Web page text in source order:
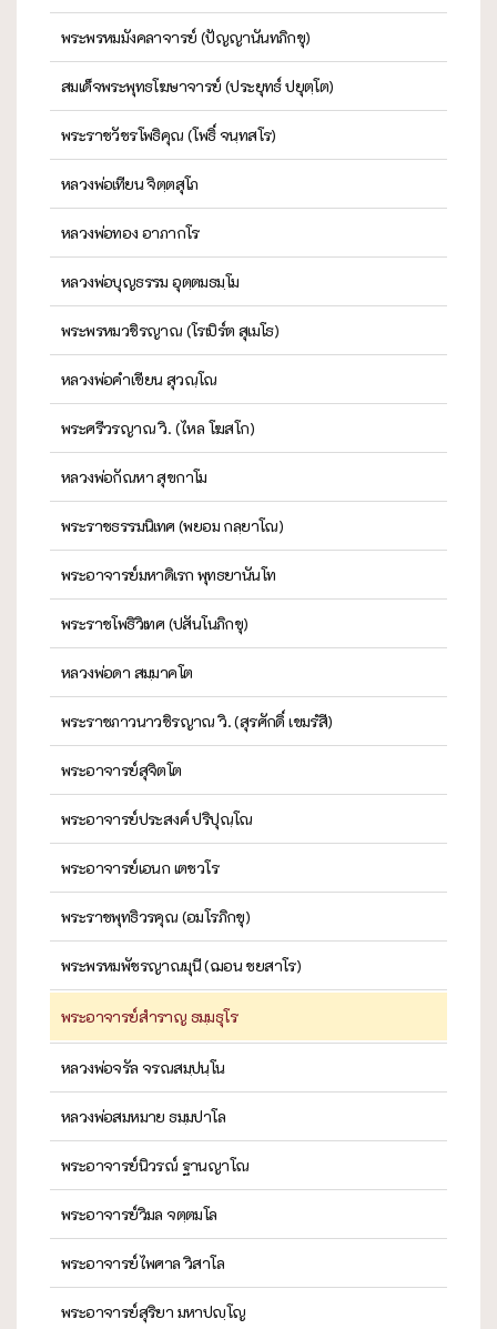
พระพรหมมังคลาจารย์ (ปัญญานันทภิกขุ)
สมเด็จพระพุทธโฆษาจารย์ (ประยุทธ์ ปยุตฺโต)
พระราชวัชรโพธิคุณ (โพธิ์ จนฺทสโร)
หลวงพ่อเทียน จิตฺตสุโภ
หลวงพ่อทอง อาภากโร
หลวงพ่อบุญธรรม อุตฺตมธมฺโม
พระพรหมวชิรญาณ (โรเบิร์ต สุเมโธ)
หลวงพ่อคำเขียน สุวณฺโณ
พระศรีวรญาณ วิ. (ไหล โฆสโก)
หลวงพ่อกัณหา สุขกาโม
พระราชธรรมนิเทศ (พยอม กลฺยาโณ)
พระอาจารย์มหาดิเรก พุทธยานันโท
พระราชโพธิวิเทศ (ปสันโนภิกขุ)
หลวงพ่อดา สมฺมาคโต
พระราชภาวนาวชิรญาณ วิ. (สุรศักดิ์ เขมรํสี)
พระอาจารย์สุจิตโต
พระอาจารย์ประสงค์ ปริปุณฺโณ
พระอาจารย์เอนก เตชวโร
พระราชพุทธิวรคุณ (อมโรภิกขุ)
พระพรหมพัชรญาณมุนี (ฌอน ชยสาโร)
พระอาจารย์สำราญ ธมฺมธุโร
หลวงพ่อจรัล จรณสมฺปนฺโน
หลวงพ่อสมหมาย ธมฺมปาโล
พระอาจารย์นิวรณ์ ฐานญาโณ
พระอาจารย์วิมล จตฺตมโล
พระอาจารย์ไพศาล วิสาโล
พระอาจารย์สุริยา มหาปญฺโญ